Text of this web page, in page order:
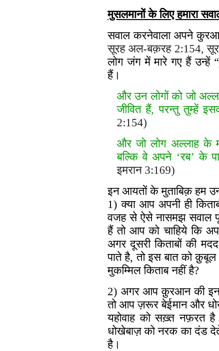
मुसलमानों के लिए हमारा
सवाल करनेवाला अपने
सूरह अल-बक़रह 2:154,
लोग जंग में मारे गए हैं उन्हें “
हैं।
और उन लोगों को जो
जीवित हैं, परन्तु तुम्हें
2:154)
और जो लोग अल्लाह के
बल्कि वे अपने ‘रब’ के
इमरान 3:169)
इन आयतों के मुताबिक़ हम
1) क्या आप अपनी ही
वजह से ऐसे नासमझ सवाल
हैं तो आप को चाहिये कि
अगर दूसरी किताबों की
पाते है, तो इस बात को
मुकम्मिल किताब नहीं है?
2) अगर आप क़ुर‍आन की इन
तो आप ज़रूर बेईमान और
यहोवाह को सख़्त नफ़रत
धोखेबाज़ को नरक का दंड
है।